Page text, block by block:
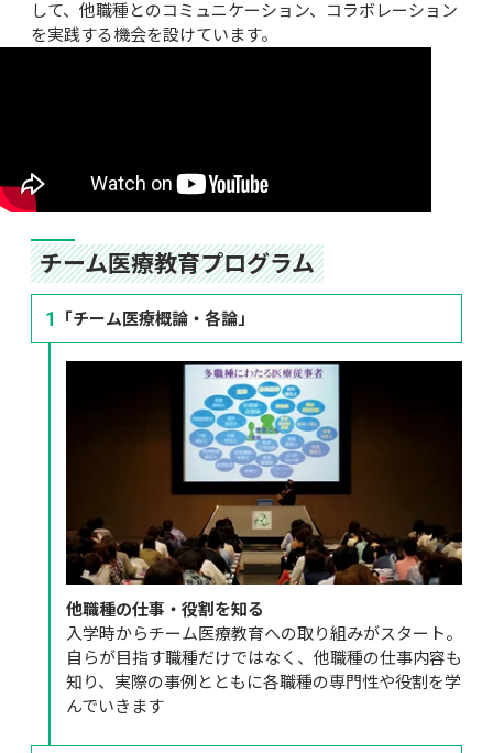
して、他職種とのコミュニケーション、コラボレーション
を実践する機会を設けています。
チーム医療教育プログラム
1 「チーム医療概論・各論」
他職種の仕事・役割を知る
入学時からチーム医療教育への取り組みがスタート。
自らが目指す職種だけではなく、他職種の仕事内容も
知り、実際の事例とともに各職種の専門性や役割を学
んでいきます